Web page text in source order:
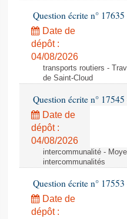
Dossiers législatifs
Budget et sécurité sociale
Questions écrites et orales
Comptes rendus des débats
Question écrite n°
Date de
dépôt :
04/08/2026
transports routiers -
de Saint-Cloud
Question écrite n°
Date de
dépôt :
04/08/2026
intercommunalité -
intercommunalités
Question écrite n°
Date de
dépôt :